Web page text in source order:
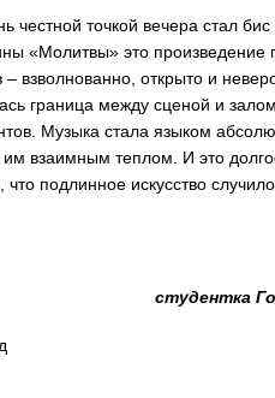
честной точкой вечера стал
«Молитвы» это произведение
– взволнованно, открыто и
граница между сценой и
Музыка стала языком
им взаимным теплом. И это
что подлинное искусство
студентка